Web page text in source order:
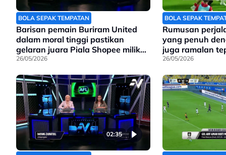
BOLA SEPAK TEMPATAN
Barisan pemain Buriram United
dalam moral tinggi pastikan
gelaran juara Piala Shopee milik
mereka
26/05/2026
BOLA SEPAK
Rumusan
yang penuh
juga ramalan
26/05/2026
02:35